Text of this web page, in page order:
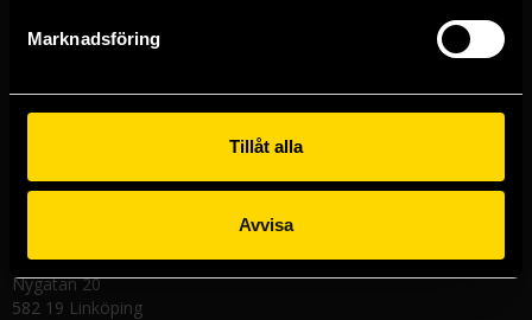
Marknadsföring
Tillåt alla
Avvisa
Kungsgatan 19
411 19 Göteborg
Södra Förstadsgatan 26
Linköpingsbutiken
Nygatan 20
582 19 Linköping